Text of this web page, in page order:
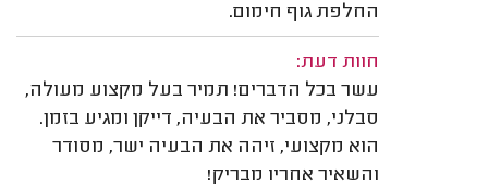
החלפת גוף חימום.
חוות דעת:
עשר בכל הדברים! תמיר בעל מקצוע מעולה,
סבלני, מסביר את הבעיה, דייקן ומגיע בזמן.
הוא מקצועי, זיהה את הבעיה ישר, מסודר
והשאיר אחריו מבריק!